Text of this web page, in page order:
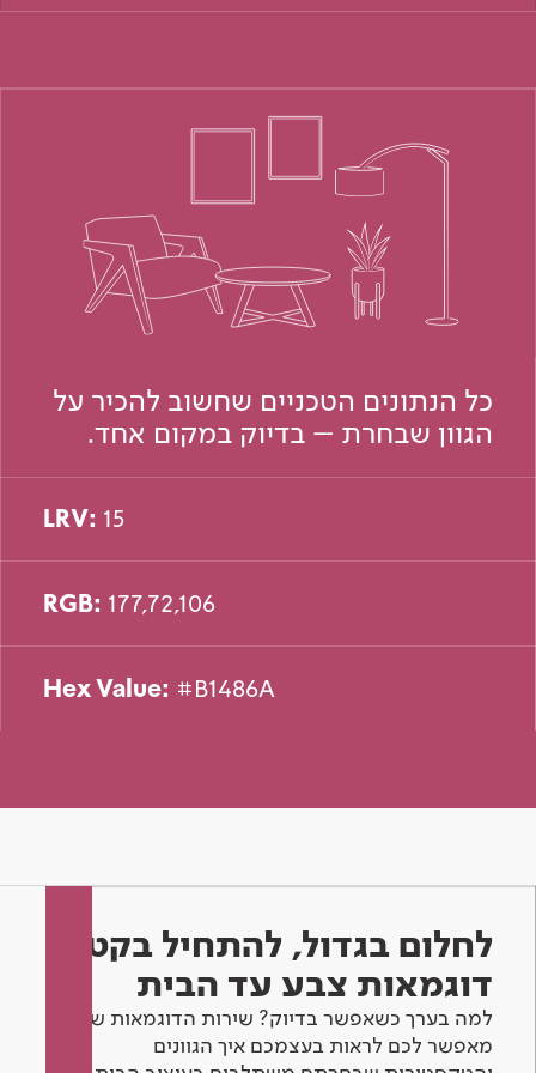
כל הנתונים הטכניים שחשוב להכיר על
הגוון שבחרת – בדיוק במקום אחד.
LRV: 15
RGB: 177,72,106
Hex Value: #B1486A
לחלום בגדול, להתחיל בקטן -
דוגמאות צבע עד הבית
למה בערך כשאפשר בדיוק? שירות הדוגמאות שלנו
מאפשר לכם לראות בעצמכם איך הגוונים